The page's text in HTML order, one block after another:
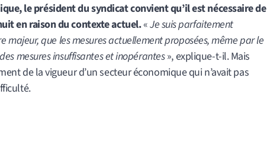
le président du syndicat convient qu’il est nécessaire de
en raison du contexte actuel.«Je suis parfaitement
majeur, que les mesures actuellement proposées, même par le
mesures insuffisantes et inopérantes», explique-t-il. Mais
de la vigueur d’un secteur économique qui n’avait pas